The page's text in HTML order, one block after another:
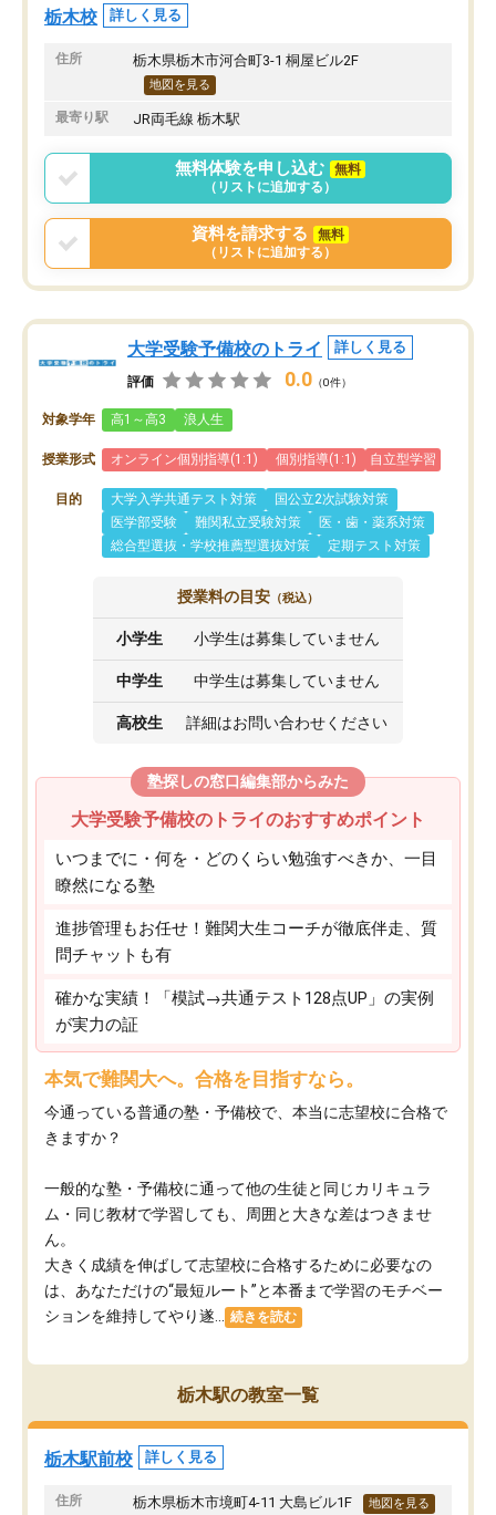
栃木校 詳しく見る
住所 栃木県栃木市河合町3-1 桐屋ビル2F
地図を見る
最寄り駅 JR両毛線 栃木駅
無料体験を申し込む
無料
（リストに追加する）
資料を請求する
無料
（リストに追加する）
大学受験予備校のトライ 詳しく見る
評価 0.0 （0件）
対象学年 高1～高3 浪人生
授業形式 オンライン個別指導(1:1) 個別指導(1:1) 自立型学習
目的 大学入学共通テスト対策
国公立2次試験対策
医学部受験
難関私立受験対策
医・歯・薬系対策
総合型選抜・学校推薦型選抜対策
定期テスト対策
授業料の目安 （税込）
小学生 小学生は募集していません
中学生 中学生は募集していません
高校生 詳細はお問い合わせください
塾探しの窓口編集部からみた
大学受験予備校のトライのおすすめポイント
いつまでに・何を・どのくらい勉強すべきか、一目
瞭然になる塾
進捗管理もお任せ！難関大生コーチが徹底伴走、質
問チャットも有
確かな実績！「模試→共通テスト128点UP」の実例
が実力の証
本気で難関大へ。合格を目指すなら。
今通っている普通の塾・予備校で、本当に志望校に合格で
きますか？
一般的な塾・予備校に通って他の生徒と同じカリキュラ
ム・同じ教材で学習しても、周囲と大きな差はつきませ
ん。
大きく成績を伸ばして志望校に合格するために必要なの
は、あなただけの“最短ルート”と本番まで学習のモチベー
ションを維持してやり遂...
続きを読む
栃木駅の教室一覧
栃木駅前校 詳しく見る
住所 栃木県栃木市境町4-11 大島ビル1F 地図を見る